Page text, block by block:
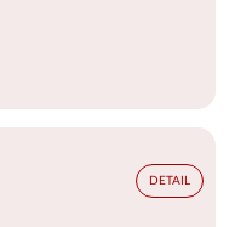
DETAIL